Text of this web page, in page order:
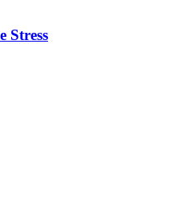
Stress